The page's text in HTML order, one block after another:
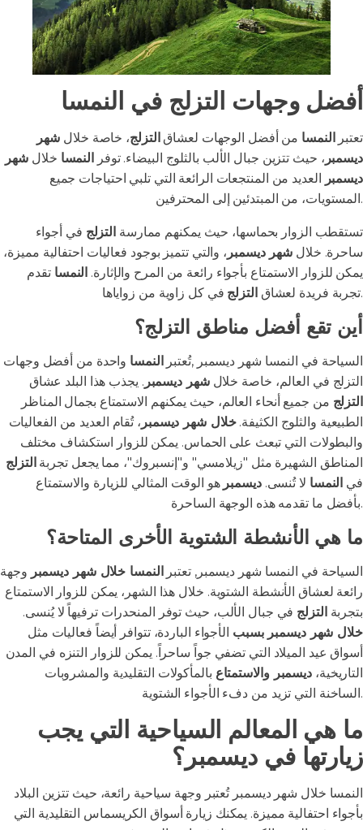
أفضل وجهات التزلج في النمسا
تعتبر النمسا من أفضل الوجهات لعشاق التزلج، خاصة خلال شهر
ديسمبر ، حيث تتزين جبال الألب بالثلوج البيضاء. توفر النمسا خلال شهر
ديسمبر العديد من المنتجعات الرائعة التي تلبي احتياجات جميع
المستويات، من المبتدئين إلى المحترفين.
تستقطب الزوار بحماسها، حيث يمكنهم ممارسة التزلج في أجواء
ساحرة. خلال شهر ديسمبر ، والتي تتميز بوجود فعاليات احتفالية مميزة،
يمكن للزوار الاستمتاع بأجواء رائعة من المرح والإثارة. النمسا تقدم
تجربة فريدة لعشاق التزلج في كل زاوية من زواياها.
أين تقع أفضل مناطق التزلج؟
السياحة في النمسا شهر ديسمبر ,تُعتبر النمسا واحدة من أفضل وجهات
التزلج في العالم، خاصة خلالشهر ديسمبر . يجذب هذا البلد عشاق
التزلج من جميع أنحاء العالم، حيث يمكنهم الاستمتاع بجمال المناظر
الطبيعية والثلوج الكثيفة.خلال شهر ديسمبر ، تُقام العديد من الفعاليات
والبطولات التي تبعث على الحماس. يمكن للزوار استكشاف مختلف
المناطق الشهيرة مثل "زيلامسي" و"إنسبروك"، مما يجعل تجربة التزلج
في النمسا لا تُنسى.ديسمبر هو الوقت المثالي للزيارة والاستمتاع
بأفضل ما تقدمه هذه الوجهة الساحرة.
ما هي الأنشطة الشتوية الأخرى المتاحة؟
السياحة في النمسا شهر ديسمبر, تعتبر النمسا خلال شهر ديسمبر وجهة
رائعة لعشاق الأنشطة الشتوية. خلال هذا الشهر، يمكن للزوار الاستمتاع
بتجربة التزلج في جبال الألب، حيث توفر المنحدرات ترفيهاً لا يُنسى.
خلال شهر ديسمبر بسبب الأجواء الباردة، تتوافر أيضاً فعاليات مثل
أسواق عيد الميلاد التي تضفي جواً ساحراً. يمكن للزوار التنزه في المدن
التاريخية، ديسمبر والاستمتاع بالمأكولات التقليدية والمشروبات
الساخنة التي تزيد من دفء الأجواء الشتوية.
ما هي المعالم السياحية التي يجب
زيارتها في ديسمبر؟
النمسا خلال شهر ديسمبر تُعتبر وجهة سياحية رائعة، حيث تتزين البلاد
بأجواء احتفالية مميزة. يمكنك زيارة أسواق الكريسماس التقليدية التي